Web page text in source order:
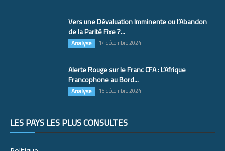
Vers une Dévaluation Imminente ou l’Abandon
de la Parité Fixe ?...
Analyse 14 décembre 2024
Alerte Rouge sur le Franc CFA : L’Afrique
Francophone au Bord...
Analyse 15 décembre 2024
LES PAYS LES PLUS CONSULTÉS